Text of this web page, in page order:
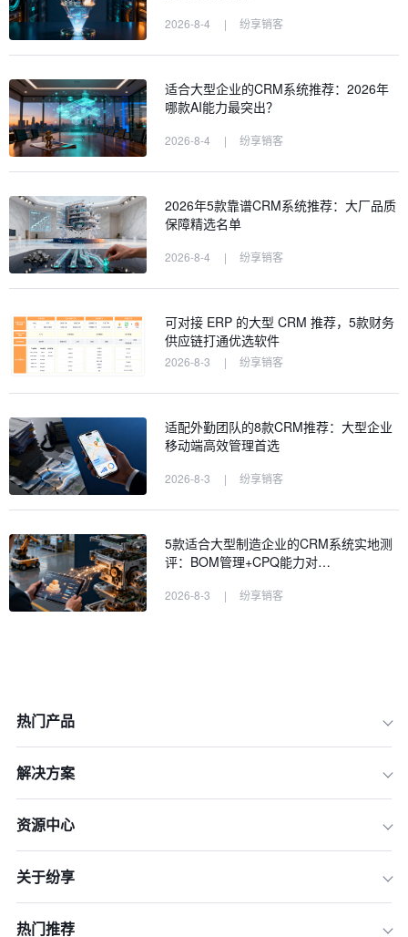
四、生态系统与行业解决方案
2026-8-4 | 纷享销客
适合大型企业的CRM系统推荐：2026年
哪款AI能力最突出？
2026-8-4 | 纷享销客
2026年5款靠谱CRM系统推荐：大厂品质
保障精选名单
2026-8-4 | 纷享销客
可对接 ERP 的大型 CRM 推荐，5款财务
供应链打通优选软件
2026-8-3 | 纷享销客
适配外勤团队的8款CRM推荐：大型企业
移动端高效管理首选
2026-8-3 | 纷享销客
5款适合大型制造企业的CRM系统实地测
评：BOM管理+CPQ能力对…
2026-8-3 | 纷享销客
热门产品
解决方案
资源中心
关于纷享
热门推荐